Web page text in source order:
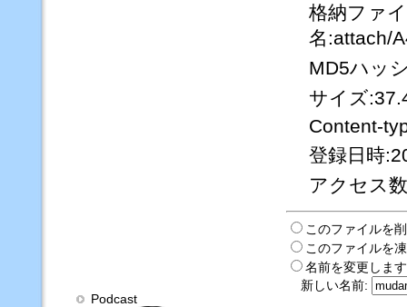
Podcast
格納ファ
名:attach/
MD5ハッ
サイズ
Content-
登録日時
アクセス
このファイルを
このファイルを
名前を変更しま
新しい名前: